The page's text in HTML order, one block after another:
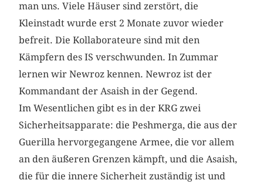
man uns. Viele Häuser sind zerstört, die
Kleinstadt wurde erst 2 Monate zuvor wieder
befreit. Die Kollaborateure sind mit den
Kämpfern des IS verschwunden. In Zummar
lernen wir Newroz kennen. Newroz ist der
Kommandant der Asaish in der Gegend.
Im Wesentlichen gibt es in der KRG zwei
Sicherheitsapparate: die Peshmerga, die aus der
Guerilla hervorgegangene Armee, die vor allem
an den äußeren Grenzen kämpft, und die Asaish,
die für die ­innere Sicherheit zuständig ist und